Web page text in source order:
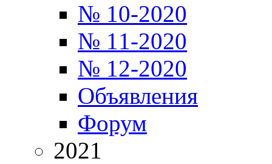
№ 10-2020
№ 11-2020
№ 12-2020
Объявления
Форум
2021